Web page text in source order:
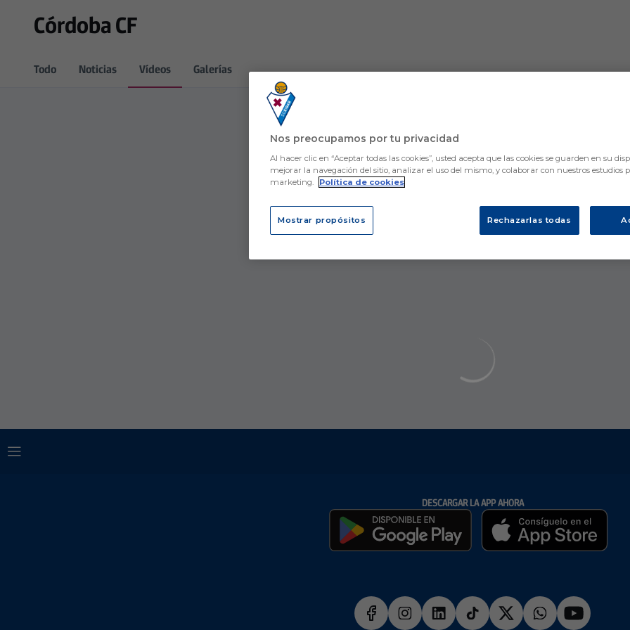
Córdoba CF
Todo Noticias Vídeos Galerías
Lo sentimos, no hemos encontrado nada.
Intenta otra búsqueda.
DESCARGAR LA APP AHORA
Nos preocupamos por tu privacidad
Al hacer clic en “Aceptar todas las cookies”, usted acepta que las cookies se guarden en su
mejorar la navegación del sitio, analizar el uso del mismo, y colaborar con nuestros estudios
marketing.
Política de cookies
Mostrar propósitos Rechazarlas todas